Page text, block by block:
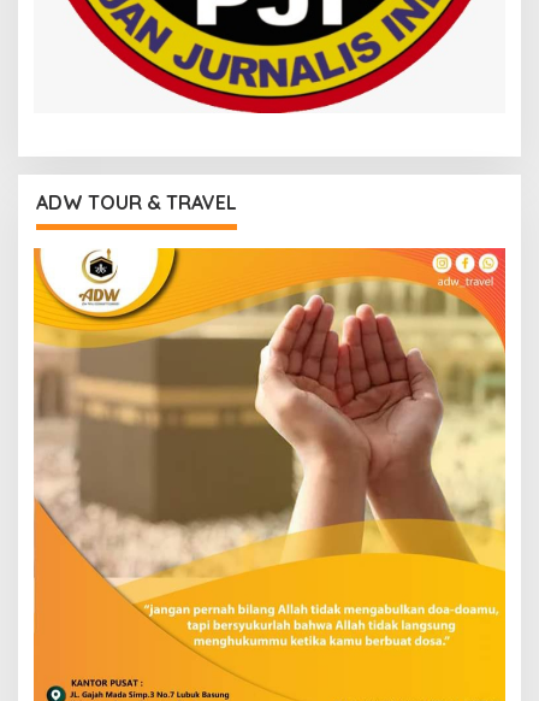
ADW TOUR & TRAVEL